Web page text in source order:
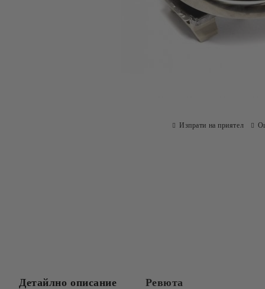
Изпрати на приятел
Детайлно описание Ревюта